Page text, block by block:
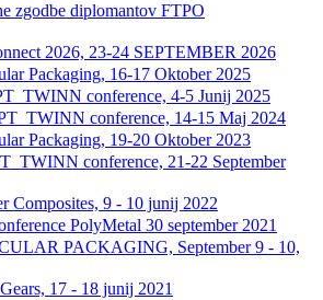
zgodbe diplomantov FTPO
2026, 23-24 SEPTEMBER 2026
Packaging, 16-17 Oktober 2025
conference, 4-5 Junij 2025
conference, 14-15 Maj 2024
Packaging, 19-20 Oktober 2023
conference, 21-22 September
Composites, 9 - 10 junij 2022
PolyMetal 30 september 2021
PACKAGING, September 9 - 10,
17 - 18 junij 2021